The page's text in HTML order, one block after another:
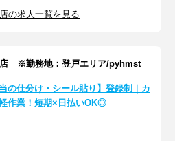
の求人一覧を見る
※勤務地：登戸エリア/pyhmst
当の仕分け・シール貼り】登録制｜カ
作業！短期×日払いOK◎